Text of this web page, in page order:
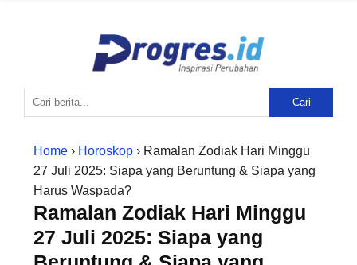
Cari
Home › Horoskop › Ramalan Zodiak Hari Minggu
27 Juli 2025: Siapa yang Beruntung & Siapa yang
Harus Waspada?
Ramalan Zodiak Hari Minggu
27 Juli 2025: Siapa yang